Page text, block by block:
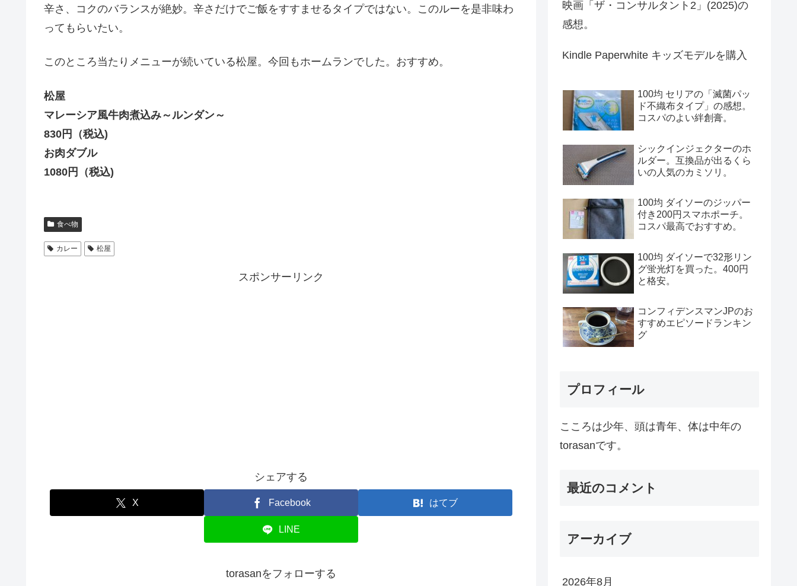
辛さ、コクのバランスが絶妙。辛さだけでご飯をすすませるタイプではない。このルーを是非味わ
ってもらいたい。
このところ当たりメニューが続いている松屋。今回もホームランでした。おすすめ。
松屋
マレーシア風牛肉煮込み～ルンダン～
830円（税込)
お肉ダブル
1080円（税込)
食べ物
カレー 松屋
スポンサーリンク
シェアする
X Facebook はてブ
LINE
torasanをフォローする
映画「ザ・コンサルタント2」(2025)の
感想。
Kindle Paperwhite キッズモデルを購入
100均 セリアの「滅菌パッ
ド不織布タイプ」の感想。
コスパのよい絆創膏。
シックインジェクターのホ
ルダー。互換品が出るくら
いの人気のカミソリ。
100均 ダイソーのジッパー
付き200円スマホポーチ。
コスパ最高でおすすめ。
100均 ダイソーで32形リン
グ蛍光灯を買った。400円
と格安。
コンフィデンスマンJPのお
すすめエピソードランキン
グ
プロフィール
こころは少年、頭は青年、体は中年の
torasanです。
最近のコメント
アーカイブ
2026年8月